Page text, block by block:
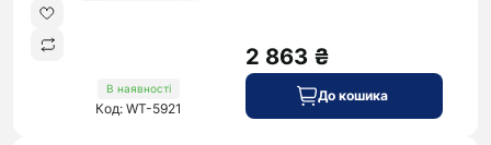
В наявності
Код: WT-5921
2 863 ₴
До кошика